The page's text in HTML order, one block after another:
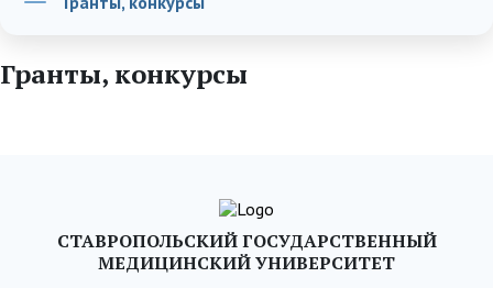
Гранты, конкурсы
СТАВРОПОЛЬСКИЙ ГОСУДАРСТВЕННЫЙ
МЕДИЦИНСКИЙ УНИВЕРСИТЕТ